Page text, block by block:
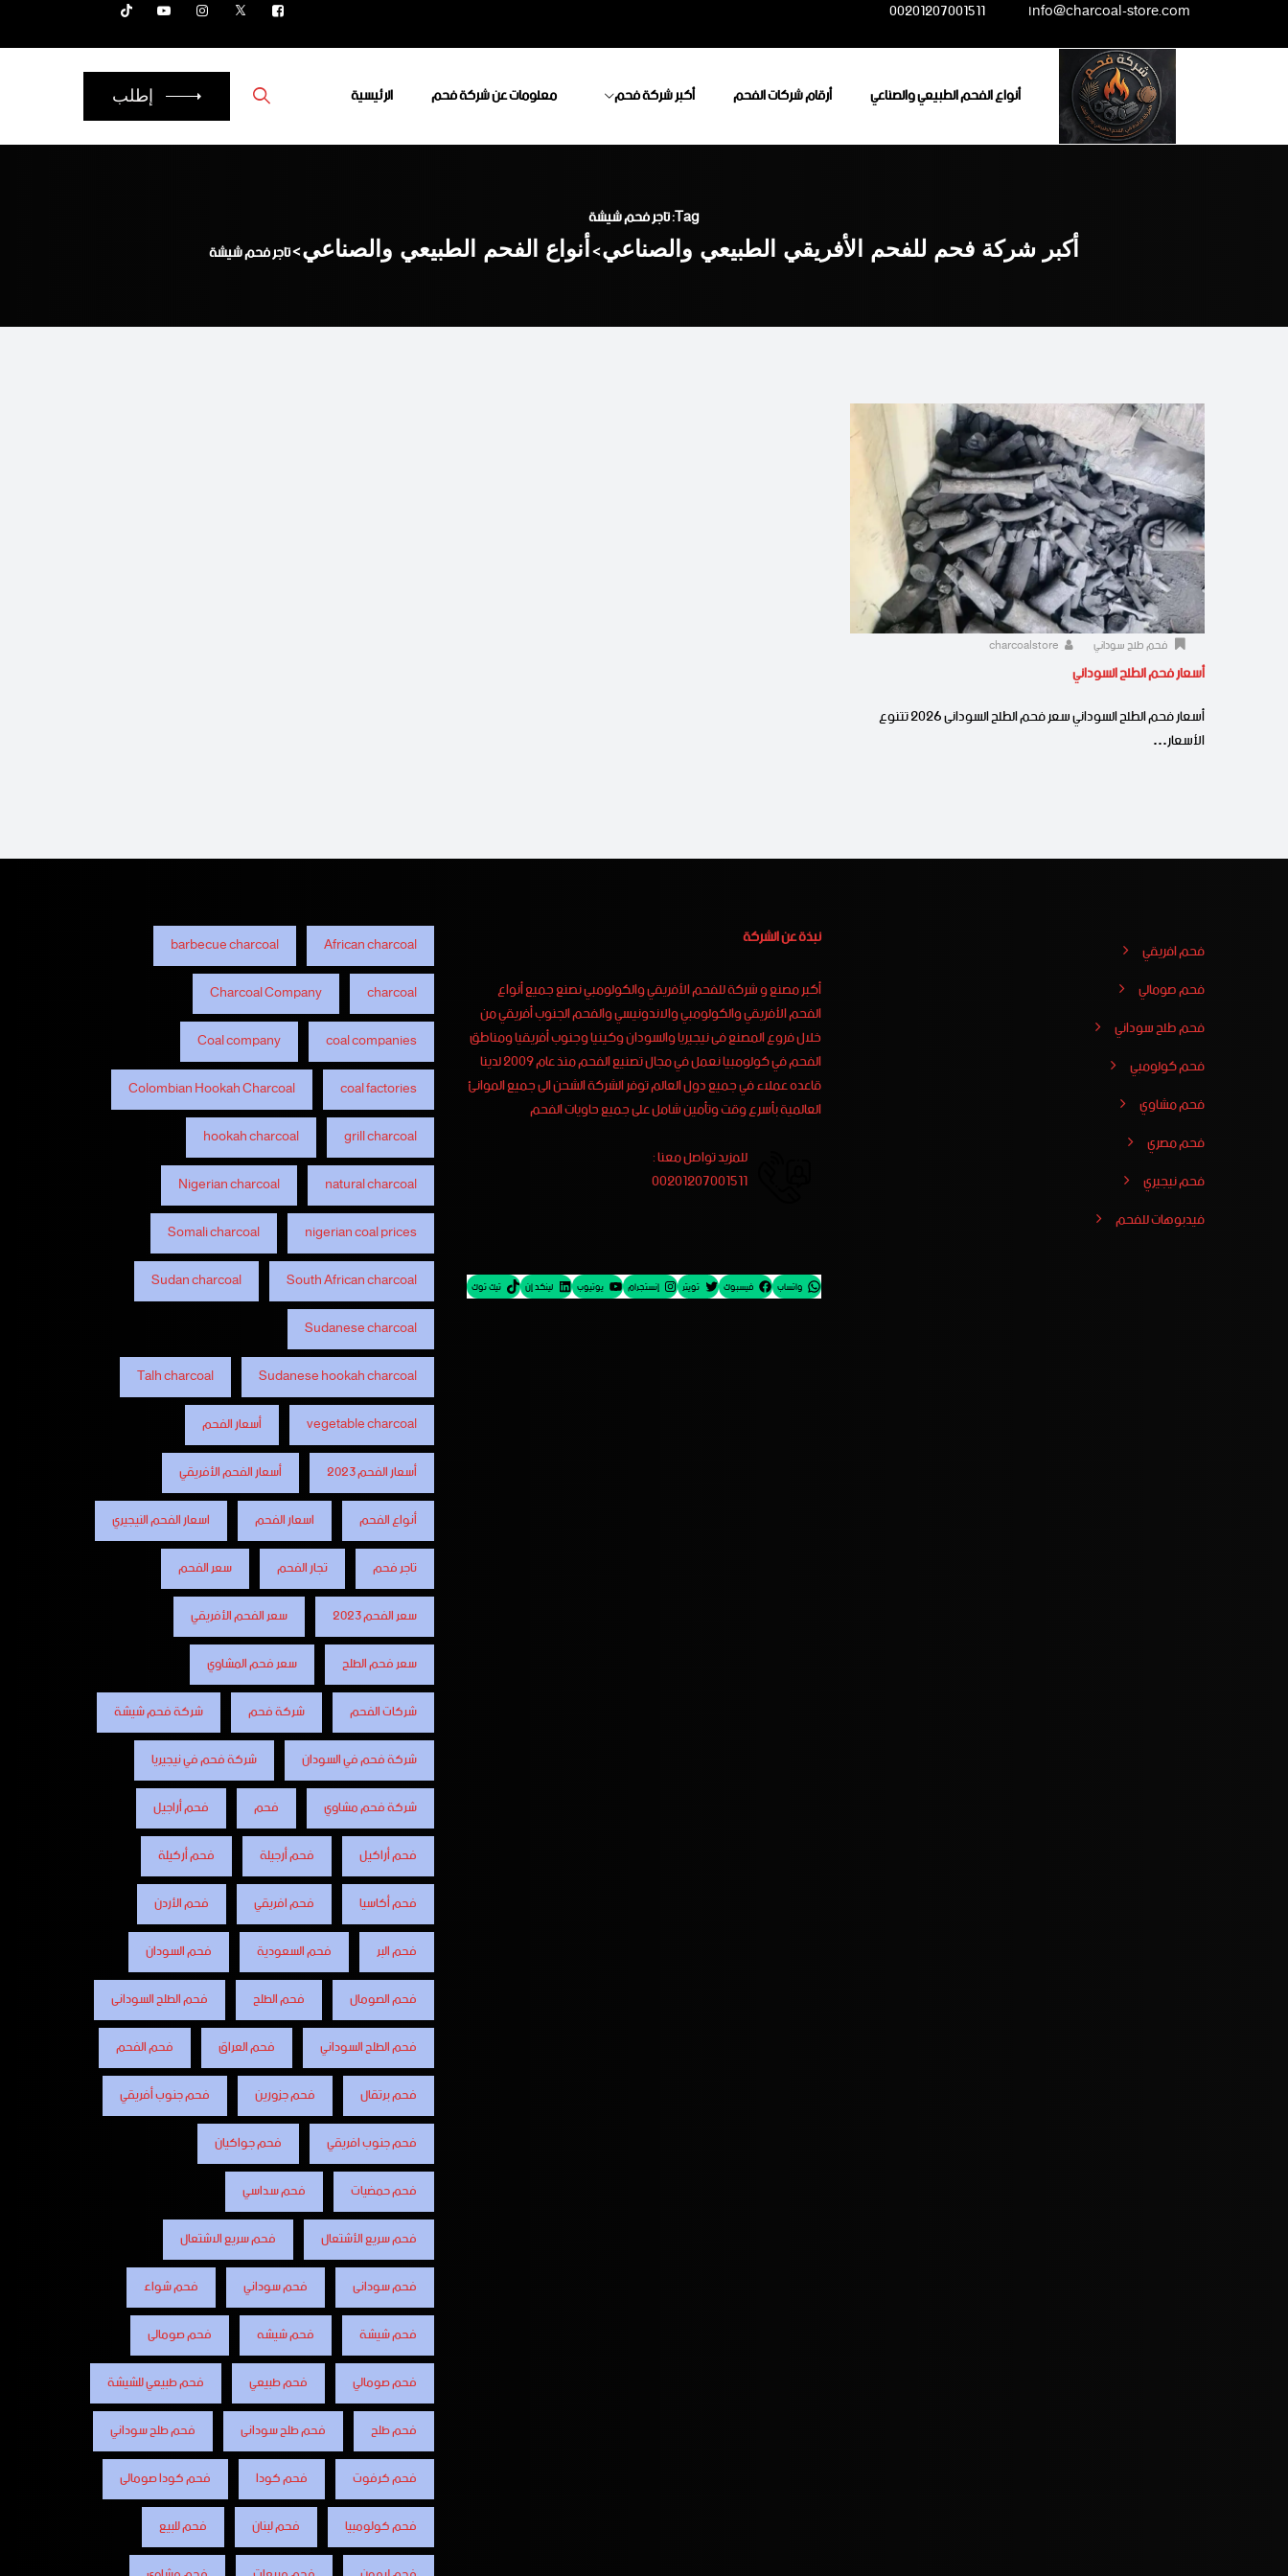
content
info@charcoal-store.com
00201207001511
الرئيسية معلومات عن شركة فحم أكبر شركة فحم أرقام شركات الفحم أنواع الفحم الطبيعي والصناعي إطلب
Tag: تاجر فحم شيشة
أكبر شركة فحم للفحم الأفريقي الطبيعي والصناعي> أنواع الفحم الطبيعي والصناعي>تاجر فحم شيشة
فحم طلح سوداني
أسعار فحم الطلح السوداني
أسعار فحم الطلح السوداني سعر فحم الطلح السودانى 2026 تتنوع
الأسعار…
فحم افريقي
فحم صومالي
فحم طلح سوداني
فحم كولومبي
فحم مشاوي
فحم مصري
فحم نيجيري
فيدبوهات للفحم
نبذة عن الشركة
أكبر مصنع و شركة للفحم الأفريقي والكولومبي نصنع جميع أنواع
الفحم الأفريقي والكولومبي والاندونيسي والفحم الجنوب أفريقي من
خلال فروع المصنع فى نيجيريا والسودان وكينيا وجنوب أفريقيا ومناطق
الفحم في كولومبيا نعمل في مجال تصنيع الفحم منذ عام 2009 لدينا
قاعده عملاء في جميع دول العالم توفر الشركة الشحن الى جميع الموانئ
العالمية بأسرع وقت وتأمين شامل على جميع حاويات الفحم
للمزيد تواصل معنا :
00201207001511
واتساب فيسبوك تويتر إنستجرام يوتيوب لينكد إن تيك توك
African charcoal
barbecue charcoal
charcoal
Charcoal Company
coal companies
Coal company
coal factories
Colombian Hookah Charcoal
grill charcoal
hookah charcoal
natural charcoal
Nigerian charcoal
nigerian coal prices
Somali charcoal
South African charcoal
Sudan charcoal
Sudanese charcoal
Sudanese hookah charcoal
Talh charcoal
vegetable charcoal
أسعار الفحم
أسعار الفحم 2023
أسعار الفحم الأفريقي
أنواع الفحم
اسعار الفحم
اسعار الفحم النيجيري
تاجر فحم
تجار الفحم
سعر الفحم
سعر الفحم 2023
سعر الفحم الأفريقي
سعر فحم الطلح
سعر فحم المشاوي
شركات الفحم
شركة فحم
شركة فحم شيشة
شركة فحم في السودان
شركة فحم في نيجيريا
شركة فحم مشاوي
فحم
فحم أراجيل
فحم أراكيل
فحم أرجيلة
فحم أركيلة
فحم أكاسيا
فحم افريقي
فحم الأردن
فحم البر
فحم السعودية
فحم السودان
فحم الصومال
فحم الطلح
فحم الطلح السودانى
فحم الطلح السوداني
فحم العراق
فحم الفحم
فحم برتقال
فحم جزورين
فحم جنوب أفريقي
فحم جنوب افريقي
فحم جواكيان
فحم حمضيات
فحم سداسي
فحم سريع الأشتعال
فحم سريع الاشتعال
فحم سودانى
فحم سوداني
فحم شواء
فحم شيشة
فحم شيشه
فحم صومالى
فحم صومالي
فحم طبيعي
فحم طبيعي للشيشة
فحم طلح
فحم طلح سودانى
فحم طلح سوداني
فحم كرفوت
فحم كودا
فحم كودا صومالى
فحم كولومبيا
فحم لبنان
فحم للبيع